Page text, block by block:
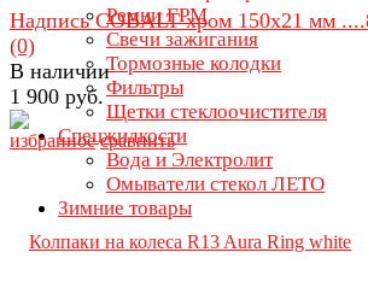
Ремни ГРМ
Свечи зажигания
Тормозные колодки
Фильтры
Щетки стеклоочистителя
Спецжидкости
Вода и Электролит
Омыватели стекол ЛЕТО
Зимние товары
избранное сравнить
Надпись COBALT хром 150х21 мм
(0)
В наличии
1 900 руб.